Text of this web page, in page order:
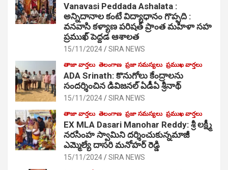
Vanavasi Peddada Ashalata :
అన్నిదానాల కంటే విద్యాధానం గొప్పది :
వనవాసి కళ్యాణ పరిషత్ ప్రాంత మహిళా సహ
ప్రముఖ్ పెద్దడ ఆశాలత
15/11/2024 SIRA NEWS
తాజా వార్తలు తెలంగాణ ప్రజా సమస్యలు ప్రముఖ వార్తలు
ADA Srinath: కొనుగోలు కేంద్రాల‌ను
సంద‌ర్శించిన డివిజనల్ ఏడీఏ శ్రీనాథ్
15/11/2024 SIRA NEWS
తాజా వార్తలు తెలంగాణ ప్రజా సమస్యలు ప్రముఖ వార్తలు
EX MLA Dasari Manohar Reddy: శ్రీ లక్ష్మీ
నరసింహ స్వామిని దర్శించుకున్నమాజీ
ఎమ్మెల్యే దాసరి మనోహర్ రెడ్డి
15/11/2024 SIRA NEWS